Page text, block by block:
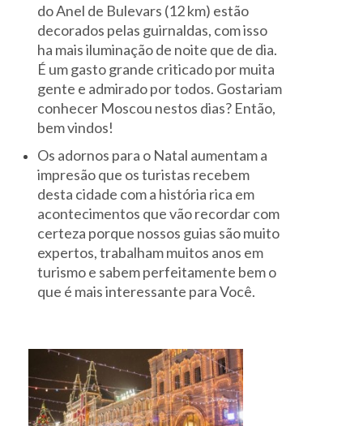
do Anel de Bulevars (12 km) estão
decorados pelas guirnaldas, com isso
ha mais iluminação de noite que de dia.
É um gasto grande criticado por muita
gente e admirado por todos. Gostariam
conhecer Moscou nestos dias? Então,
bem vindos!
Os adornos para o Natal aumentam a
impresão que os turistas recebem
desta cidade com a história rica em
acontecimentos que vão recordar com
certeza porque nossos guias são muito
expertos, trabalham muitos anos em
turismo e sabem perfeitamente bem o
que é mais interessante para Você.